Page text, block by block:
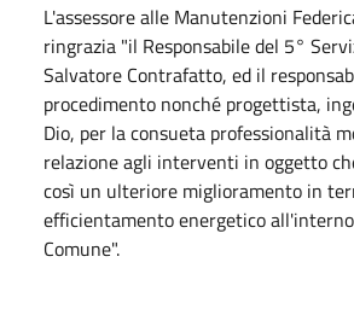
L'assessore alle Manutenzioni
ringrazia "il Responsabile del 5°
Salvatore Contrafatto, ed il
procedimento nonché progettista,
Dio, per la consueta professionalità
relazione agli interventi in oggetto
così un ulteriore miglioramento in
efficientamento energetico
Comune".